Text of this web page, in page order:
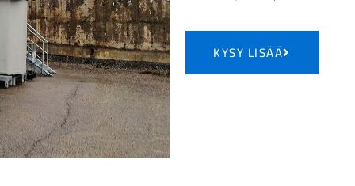
KYSY LISÄÄ